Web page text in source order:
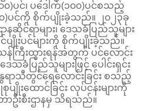
၀၀)ပင်၊ ပဒေါက်(၁၀၀)ပင်စသည့်
၀)ပင်ကို စိုက်ပျိုးခဲ့သည်။ ၂၀၂၃ခု
ဆိုင်ရာများ၊ ဒေသခံပြည်သူများ
ျိုးပင်များကို စိုက်ပျိုးခဲ့သည်။
န်ကြီးထွားရန်အတွက် ပင်လောင်း
သခံပြည်သူများဖြင့် ပေါင်းရှင်း
နွေရာသီတွင်ရေလောင်းခြင်း စသည့်
းထောင်ခြင်း လုပ်ငန်းများကို
ဦးစီးဌာနမှ သိရသည်။